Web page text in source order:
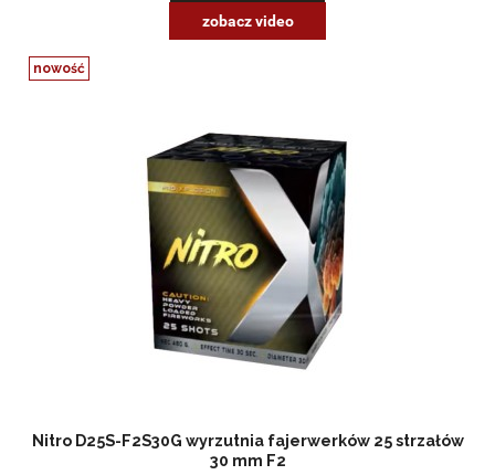
zobacz video
Nitro D25S-F2S30G wyrzutnia fajerwerków 25 strzałów
30 mm F2
nowość